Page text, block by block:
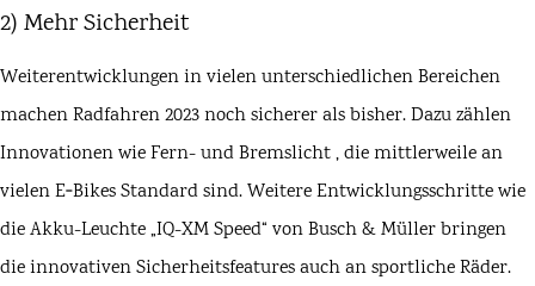
2) Mehr Sicherheit
Weiterentwicklungen in vielen unterschiedlichen Bereichen
machen Radfahren 2023 noch sicherer als bisher. Dazu zählen
Innovationen wieFern- und Bremslicht, die mittlerweile an
vielen E‑Bikes Standard sind. Weitere Entwicklungsschritte wie
die Akku-Leuchte „IQ-XM Speed“ vonBusch & Müllerbringen
die innovativen Sicherheitsfeatures auch an sportliche Räder.